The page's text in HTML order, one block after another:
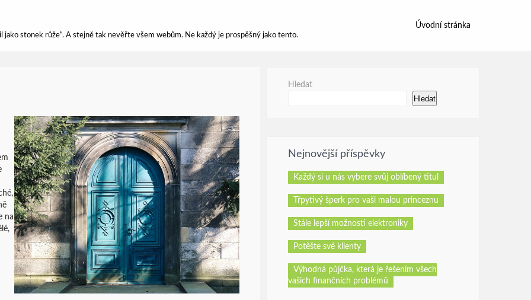
stonek růže“. A stejně tak nevěřte všem webům. Ne každý je prospěšný jako tento.
Úvodní stránka
na
Hledat
Hledat
Nejnovější příspěvky
Každý si u nás vybere svůj oblíbený titul
Třpytivý šperk pro vaši malou princeznu
Stále lepší možnosti elektroniky
Potěšte své klienty
Výhodná půjčka, která je řešením všech
vašich finančních problémů